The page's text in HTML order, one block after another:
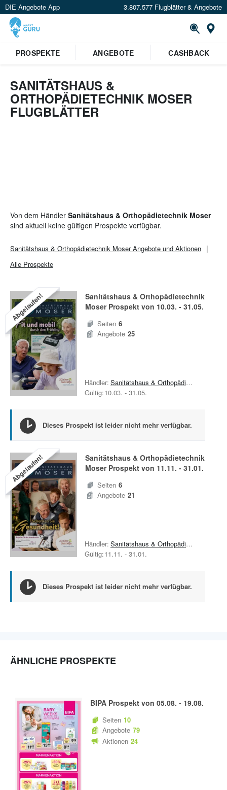
DIE Angebote App 3.807.577 Flugblätter & Angebote
PROSPEKTE
ANGEBOTE CASHBACK
SANITÄTSHAUS &
ORTHOPÄDIETECHNIK MOSER
FLUGBLÄTTER
Von dem Händler Sanitätshaus & Orthopädietechnik Moser
sind aktuell keine gültigen Prospekte verfügbar.
Sanitätshaus & Orthopädietechnik MoserAngebote und Aktionen
Alle Prospekte
Abgelaufen!
Sanitätshaus & Orthopädietechnik
MoserProspekt von 10.03. - 31.05.
Seiten 6
Angebote 25
Gültig:10.03. - 31.05.
Händler: Sanitätshaus & Orthopädietechnik Moser
Dieses Prospekt ist leider nicht mehr verfügbar.
Abgelaufen!
Sanitätshaus & Orthopädietechnik
MoserProspekt von 11.11. - 31.01.
Seiten 6
Angebote 21
Gültig:11.11. - 31.01.
Händler: Sanitätshaus & Orthopädietechnik Moser
Dieses Prospekt ist leider nicht mehr verfügbar.
ÄHNLICHE PROSPEKTE
BIPA Prospekt von 05.08. - 19.08.
Seiten 10
Angebote 79
Aktionen 24